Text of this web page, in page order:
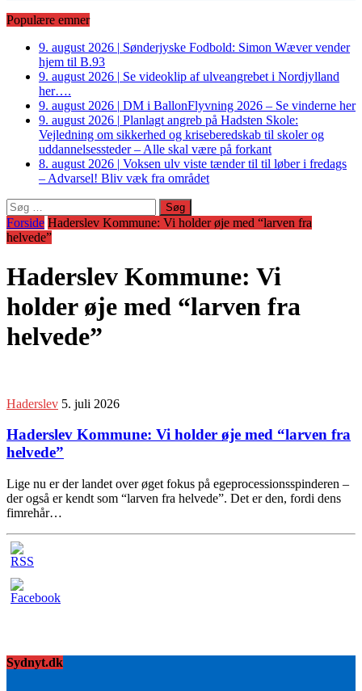
Populære emner
9. august 2026 | Sønderjyske Fodbold: Simon Wæver vender
hjem til B.93
9. august 2026 | Se videoklip af ulveangrebet i Nordjylland
her….
9. august 2026 | DM i BallonFlyvning 2026 – Se vinderne her
9. august 2026 | Planlagt angreb på Hadsten Skole:
Vejledning om sikkerhed og kriseberedskab til skoler og
uddannelsessteder – Alle skal være på forkant
8. august 2026 | Voksen ulv viste tænder til til løber i fredags
– Advarsel! Bliv væk fra området
Søg
efter:
Forside Haderslev Kommune: Vi holder øje med “larven fra
helvede”
Haderslev Kommune: Vi
holder øje med “larven fra
helvede”
Haderslev 5. juli 2026
Haderslev Kommune: Vi holder øje med “larven fra
helvede”
Lige nu er der landet over øget fokus på egeprocessionsspinderen –
der også er kendt som “larven fra helvede”. Det er den, fordi dens
fimrehår…
Sydnyt.dk